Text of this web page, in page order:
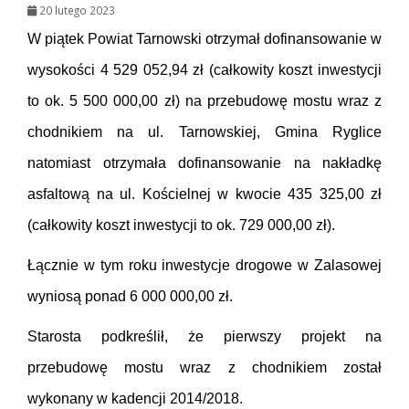
20 lutego 2023
W piątek Powiat Tarnowski otrzymał dofinansowanie w
wysokości 4 529 052,94 zł (całkowity koszt inwestycji
to ok. 5 500 000,00 zł) na przebudowę mostu wraz z
chodnikiem na ul. Tarnowskiej, Gmina Ryglice
natomiast otrzymała dofinansowanie na nakładkę
asfaltową na ul. Kościelnej w kwocie 435 325,00 zł
(całkowity koszt inwestycji to ok. 729 000,00 zł).
Łącznie w tym roku inwestycje drogowe w Zalasowej
wyniosą ponad 6 000 000,00 zł.
Starosta podkreślił, że pierwszy projekt na
przebudowę mostu wraz z chodnikiem został
wykonany w kadencji 2014/2018.